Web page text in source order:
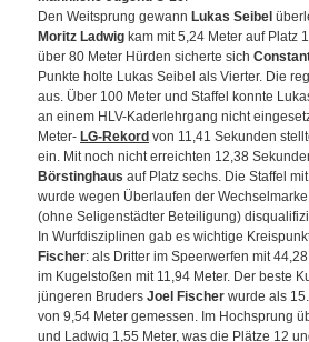
Den Weitsprung gewann Lukas Seibel
Moritz Ladwig kam mit 5,24 Meter auf Platz
über 80 Meter Hürden sicherte sich
Punkte holte Lukas Seibel als Vierter. Die
aus. Über 100 Meter und Staffel konnte
an einem HLV-Kaderlehrgang nicht
Meter- LG-Rekord von 11,41 Sekunden
ein. Mit noch nicht erreichten 12,38
Börstinghaus auf Platz sechs. Die Staffel
wurde wegen Überlaufen der Wechselmarke
(ohne Seligenstädter Beteiligung)
In Wurfdisziplinen gab es wichtige
Fischer: als Dritter im Speerwerfen mit
im Kugelstoßen mit 11,94 Meter. Der beste
jüngeren Bruders Joel Fischer wurde als
von 9,54 Meter gemessen. Im Hochsprung
und Ladwig 1,55 Meter, was die Plätze 12